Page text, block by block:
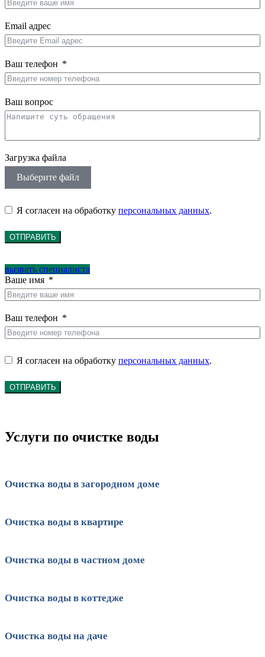
Email адрес
Ваш телефон
Ваш вопрос
Загрузка файла
Выберите файл
Я согласен на обработку персональных данных.
ОТПРАВИТЬ
вызвать специалиста
Ваше имя
Ваш телефон
Я согласен на обработку персональных данных.
ОТПРАВИТЬ
Услуги по очистке воды
Очистка воды в загородном доме
Очистка воды в квартире
Очистка воды в частном доме
Очистка воды в коттедже
Очистка воды на даче